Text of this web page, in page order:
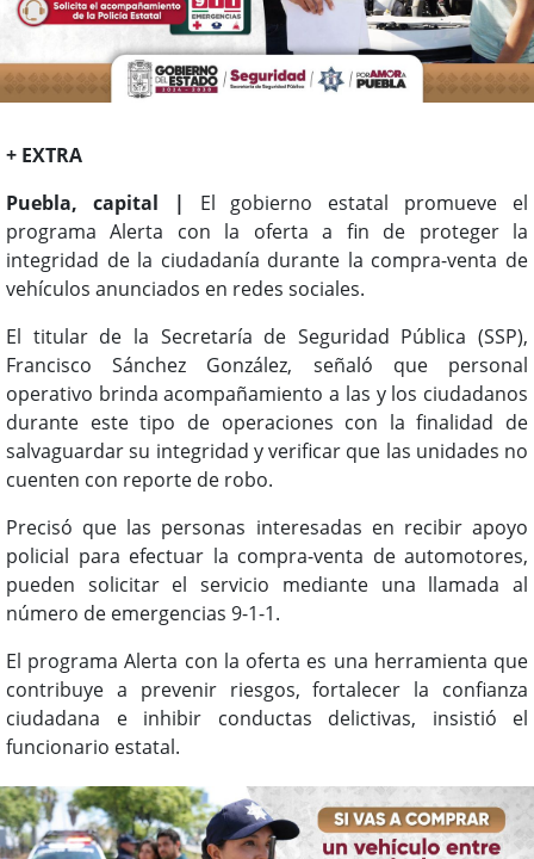
+ EXTRA
Puebla, capital |
El gobierno estatal promueve el
programa Alerta con la oferta a fin de proteger la
integridad de la ciudadanía durante la compra-venta de
vehículos anunciados en redes sociales.
El titular de la Secretaría de Seguridad Pública (SSP),
Francisco Sánchez González, señaló que personal
operativo brinda acompañamiento a las y los ciudadanos
durante este tipo de operaciones con la finalidad de
salvaguardar su integridad y verificar que las unidades no
cuenten con reporte de robo.
Precisó que las personas interesadas en recibir apoyo
policial para efectuar la compra-venta de automotores,
pueden solicitar el servicio mediante una llamada al
número de emergencias 9-1-1.
El programa Alerta con la oferta es una herramienta que
contribuye a prevenir riesgos, fortalecer la confianza
ciudadana e inhibir conductas delictivas, insistió el
funcionario estatal.